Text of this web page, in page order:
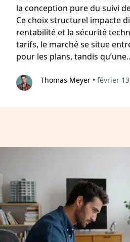
la conception pure du suivi
Ce choix structurel impacte
rentabilité et la sécurité
tarifs, le marché se situe
pour les plans, tandis
Thomas Meyer • février